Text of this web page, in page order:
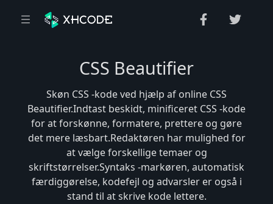
CSS Beautifier
Skøn CSS -kode ved hjælp af online CSS
Beautifier.Indtast beskidt, minificeret CSS -kode
for at forskønne, formatere, prettere og gøre
det mere læsbart.Redaktøren har mulighed for
at vælge forskellige temaer og
skriftstørrelser.Syntaks -markøren, automatisk
færdiggørelse, kodefejl og advarsler er også i
stand til at skrive kode lettere.